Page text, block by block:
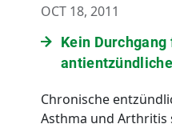
OCT 18, 2011
Kein
Chronische
Asthma und